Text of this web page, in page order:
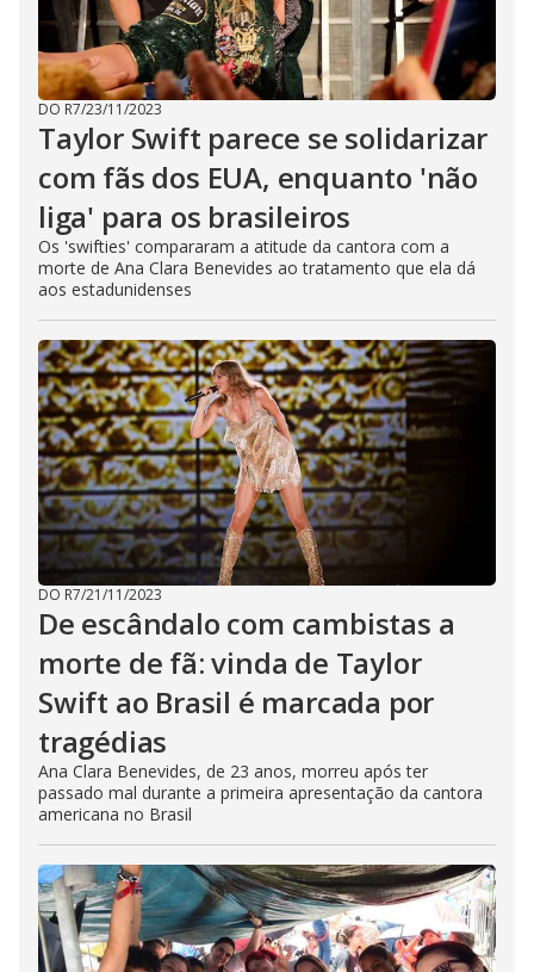
DO R7/23/11/2023
Taylor Swift parece se solidarizar
com fãs dos EUA, enquanto 'não
liga' para os brasileiros
Os 'swifties' compararam a atitude da cantora com a
morte de Ana Clara Benevides ao tratamento que ela dá
aos estadunidenses
DO R7/21/11/2023
De escândalo com cambistas a
morte de fã: vinda de Taylor
Swift ao Brasil é marcada por
tragédias
Ana Clara Benevides, de 23 anos, morreu após ter
passado mal durante a primeira apresentação da cantora
americana no Brasil